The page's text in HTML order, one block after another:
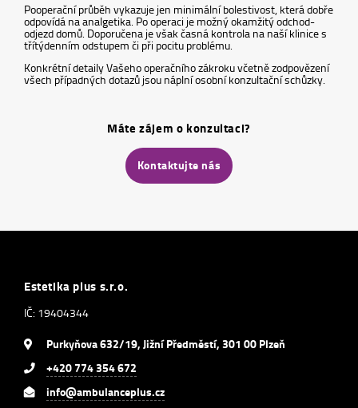
Pooperační průběh vykazuje jen minimální bolestivost, která dobře
odpovídá na analgetika. Po operaci je možný okamžitý odchod-
odjezd domů. Doporučena je však časná kontrola na naší klinice s
třítýdenním odstupem či při pocitu problému.
Konkrétní detaily Vašeho operačního zákroku včetně zodpovězení
všech případných dotazů jsou náplní osobní konzultační schůzky.
Máte zájem o konzultaci?
Kontaktujte nás
Estetika plus s.r.o.
IČ: 19404344
Purkyňova 632/19, Jižní Předměstí, 301 00 Plzeň
+420 774 354 672
info@ambulanceplus.cz